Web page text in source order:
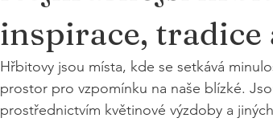
inspirace, tradice
Hřbitovy jsou místa, kde se setkává
prostor pro vzpomínku na naše blízké.
prostřednictvím květinové výzdoby a